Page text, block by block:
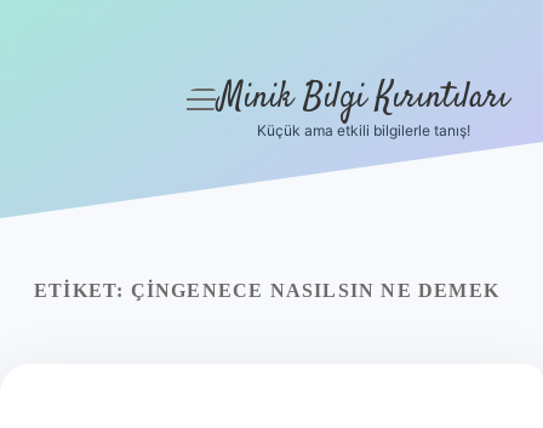
Yasal Uyarı
menüyü
Minik Bilgi Kırıntıları
Küçük ama etkili bilgilerle tanış!
ETIKET: ÇINGENECE NASILSIN NE DEMEK